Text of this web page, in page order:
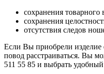
сохранения товарного
сохранения
отсутствия следов
Если Вы приобрели изделие
повод расстраиваться. Вы
511 55 85 и выбрать удобный